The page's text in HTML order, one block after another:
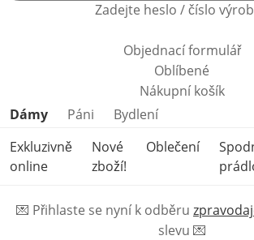
Zadejte heslo / číslo
Objednací formulář
Oblíbené
Nákupní košík
Přeskočit kategorie produktů
Dámy Páni
Bydlení
Exkluzivně
online
Nové
zboží!
Oblečení
💌 Přihlaste se nyní k odběru
slevu 💌